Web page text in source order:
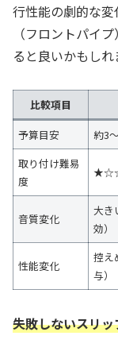
行性能の劇的な
（フロントパイ
ると良いかもしれ
比較項目
予算目安
約3
取り付け難易
度
★☆☆
音質変化
大き
効）
性能変化
控え
与）
失敗しないスリ